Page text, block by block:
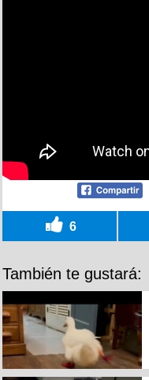
6
También te gustará: